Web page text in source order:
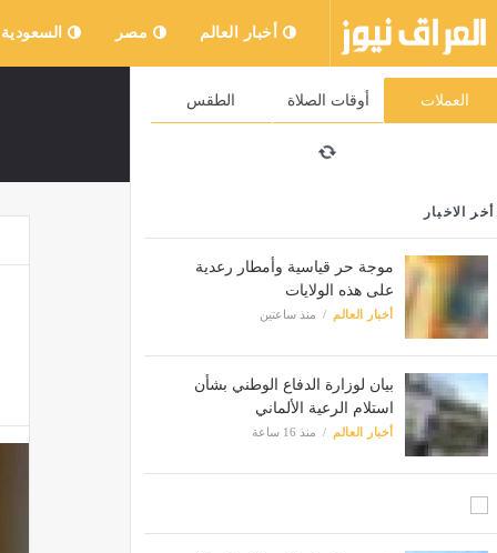
أخبار العالم مصر السعودية
العملات أوقات الصلاة الطقس
أخر الاخبار
موجة حر قياسية وأمطار رعدية
على هذه الولايات
أخبار العالم منذ ساعتين
بيان لوزارة الدفاع الوطني بشأن
استلام الرعية الألماني
أخبار العالم منذ 16 ساعة